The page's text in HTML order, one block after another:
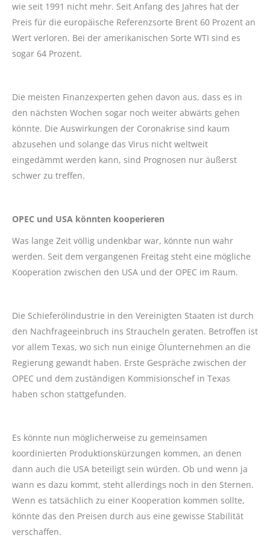
wie seit 1991 nicht mehr. Seit Anfang des Jahres hat der
Preis für die europäische Referenzsorte Brent 60 Prozent an
Wert verloren. Bei der amerikanischen Sorte WTI sind es
sogar 64 Prozent.
Die meisten Finanzexperten gehen davon aus, dass es in
den nächsten Wochen sogar noch weiter abwärts gehen
könnte. Die Auswirkungen der Coronakrise sind kaum
abzusehen und solange das Virus nicht weltweit
eingedämmt werden kann, sind Prognosen nur äußerst
schwer zu treffen.
OPEC und USA könnten kooperieren
Was lange Zeit völlig undenkbar war, könnte nun wahr
werden. Seit dem vergangenen Freitag steht eine mögliche
Kooperation zwischen den USA und der OPEC im Raum.
Die Schieferölindustrie in den Vereinigten Staaten ist durch
den Nachfrageeinbruch ins Straucheln geraten. Betroffen ist
vor allem Texas, wo sich nun einige Ölunternehmen an die
Regierung gewandt haben. Erste Gespräche zwischen der
OPEC und dem zuständigen Kommisionschef in Texas
haben schon stattgefunden.
Es könnte nun möglicherweise zu gemeinsamen
koordinierten Produktionskürzungen kommen, an denen
dann auch die USA beteiligt sein würden. Ob und wenn ja
wann es dazu kommt, steht allerdings noch in den Sternen.
Wenn es tatsächlich zu einer Kooperation kommen sollte,
könnte das den Preisen durch aus eine gewisse Stabilität
verschaffen.